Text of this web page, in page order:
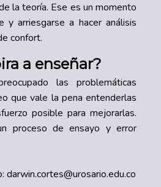
la teoría. Ese es un momento
y arriesgarse a hacer análisis
confort.
a enseñar?
las problemáticas
que vale la pena entenderlas
posible para mejorarlas.
proceso de ensayo y error
darwin.cortes@urosario.edu.co